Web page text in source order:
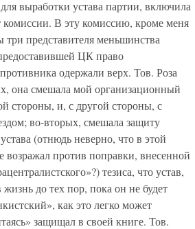
выработки устава партии, включила
комиссии. В эту комиссию, кроме меня
представителя меньшинства
ЦК право
одержали верх. Тов. Роза
она смешала мой организационный
стороны, и, с другой стороны, с
во-вторых, смешала защиту
(отнюдь неверно, что в этой
возражал против поправки, внесенной
тезиса, что устав,
до тех пор, пока он не будет
как это легко может
защищал в своей книге. Тов.